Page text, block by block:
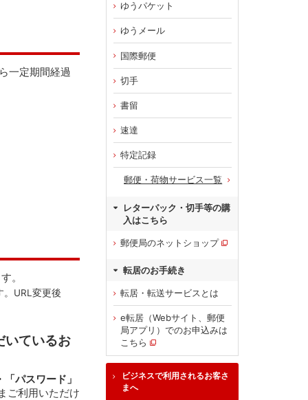
一定期間経過
。
。URL変更後
いているお
パスワード」
ご利用いただけ
ゆうパケット
ゆうメール
国際郵便
切手
書留
速達
特定記録
郵便・荷物サービス一覧
レターパック・切手等の購
入はこちら
郵便局のネットショップ
転居のお手続き
転居・転送サービスとは
e転居（Webサイト、郵便
局アプリ）でのお申込みは
こちら
ビジネスで利用されるお客さ
まへ